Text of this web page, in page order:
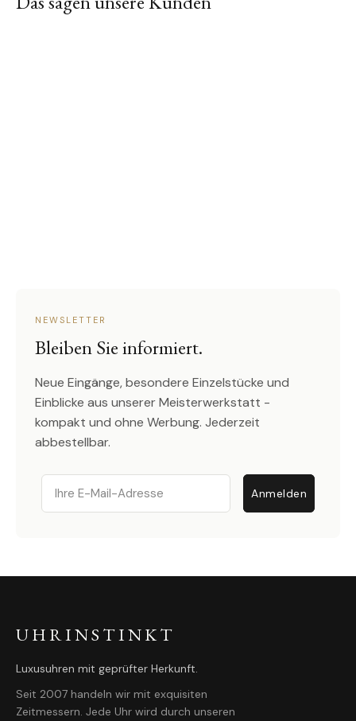
NEWSLETTER
Bleiben Sie informiert.
Neue Eingänge, besondere Einzelstücke und
Einblicke aus unserer Meisterwerkstatt -
kompakt und ohne Werbung. Jederzeit
abbestellbar.
Email
Anmelden
UHRINSTINKT
Luxusuhren mit geprüfter Herkunft.
Seit 2007 handeln wir mit exquisiten
Zeitmessern. Jede Uhr wird durch unseren